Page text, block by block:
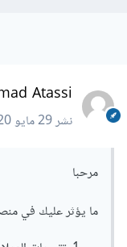
Atassi
نشر29 مايو 2020
مرحبا
ما يؤثر عليك في